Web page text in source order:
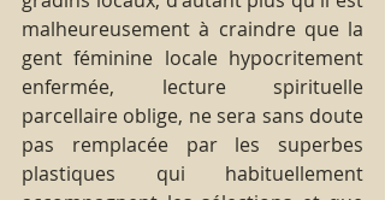
malheureusement à craindre que la
gent féminine locale hypocritement
enfermée, lecture spirituelle
parcellaire oblige, ne sera sans doute
pas remplacée par les superbes
plastiques qui habituellement